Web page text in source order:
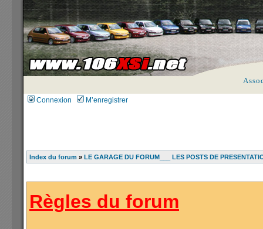
Connexion M’enregistrer
Index du forum » LE GARAGE DU FORUM___ LES POSTS DE
Règles du forum